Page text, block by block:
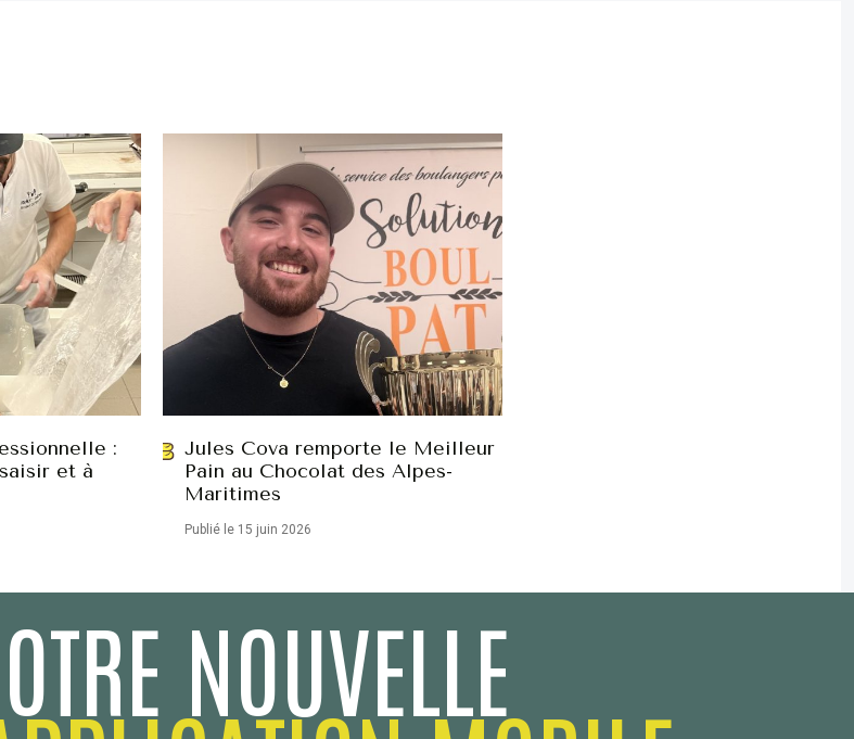
:
et à
Jules Cova remporte le Meilleur
Pain au Chocolat des Alpes-
Maritimes
Publié le 15 juin 2026
NOUVELLE